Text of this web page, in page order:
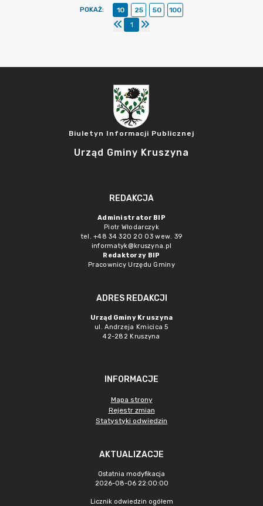
POKAŻ: 10 25 50
100
1
Biuletyn Informacji Publicznej
Urząd Gminy Kruszyna
REDAKCJA
Administrator BIP
Piotr Włodarczyk
tel. +48 34 320 20 03 wew. 39
informatyk@kruszyna.pl
Redaktorzy BIP
Pracownicy Urzędu Gminy
ADRES REDAKCJI
Urząd Gminy Kruszyna
ul. Andrzeja Kmicica 5
42-282 Kruszyna
INFORMACJE
Mapa strony
Rejestr zmian
Statystyki odwiedzin
AKTUALIZACJE
Ostatnia modyfikacja
2026-08-06 22:00:00
Licznik odwiedzin ogółem